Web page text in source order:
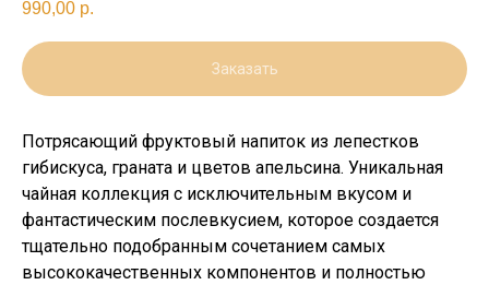
990,00 р.
Заказать
Потрясающий фруктовый напиток из лепестков
гибискуса, граната и цветов апельсина. Уникальная
чайная коллекция с исключительным вкусом и
фантастическим послевкусием, которое создается
тщательно подобранным сочетанием самых
высококачественных компонентов и полностью